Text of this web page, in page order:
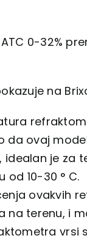
0-32%
na
da ovaj
idealan je za
od 10-30 ° C.
ovakvih
na terenu, i
vrsi